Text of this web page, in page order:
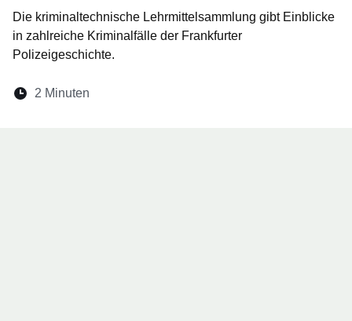
Die kriminaltechnische Lehrmittelsammlung gibt Einblicke
in zahlreiche Kriminalfälle der Frankfurter
Polizeigeschichte.
Lesedauer:
2 Minuten